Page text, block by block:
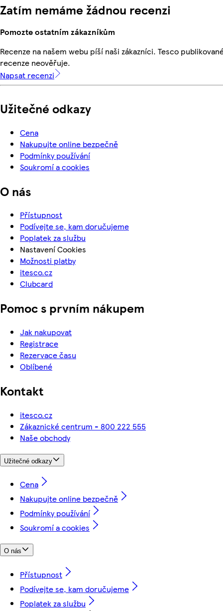
Zatím nemáme žádnou recenzi
Pomozte ostatním zákazníkům
Recenze na našem webu píší naši zákazníci. Tesco
recenze neověřuje.
Napsat recenzi
Užitečné odkazy
Cena
Nakupujte online bezpečně
Podmínky používání
Soukromí a cookies
O nás
Přístupnost
Podívejte se, kam doručujeme
Poplatek za službu
Nastavení Cookies
Možnosti platby
itesco.cz
Clubcard
Pomoc s prvním nákupem
Jak nakupovat
Registrace
Rezervace času
Oblíbené
Kontakt
itesco.cz
Zákaznické centrum - 800 222 555
Naše obchody
Užitečné odkazy
Cena
Nakupujte online bezpečně
Podmínky používání
Soukromí a cookies
O nás
Přístupnost
Podívejte se, kam doručujeme
Poplatek za službu